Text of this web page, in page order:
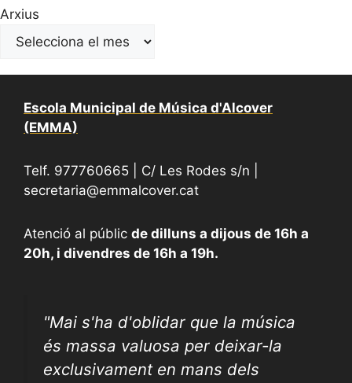
Arxius
Escola Municipal de Música d'Alcover
(EMMA)
Telf. 977760665 | C/ Les Rodes s/n |
secretaria@emmalcover.cat
Atenció al públic de dilluns a dijous de 16h a
20h, i divendres de 16h a 19h.
"Mai s'ha d'oblidar que la música
és massa valuosa per deixar-la
exclusivament en mans dels